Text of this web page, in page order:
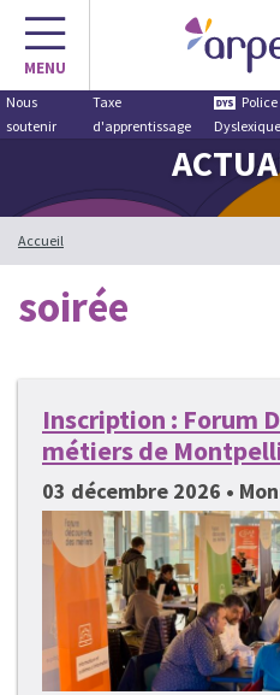
Aller
contenu
MENU
Nous
soutenir
Taxe
d'apprentissage
Police
Dyslexique
Accueil
soirée
Inscription : Forum
métiers de
03 décembre 2026 •